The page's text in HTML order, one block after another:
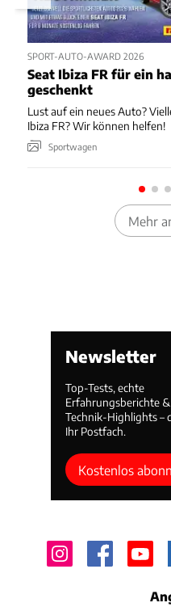
SPORT-AUTO-AWARD 2026
Seat Ibiza FR für ein
geschenkt
Lust auf ein neues Auto?
Ibiza FR? Wir können helfen!
Sportwagen
Mehr
Newsletter
Top-Tests, echte
Erfahrungsberichte &
Technik-Highlights –
Ihr Postfach.
Kostenlos